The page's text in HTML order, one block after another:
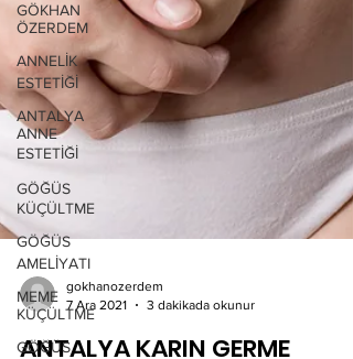
GÖKHAN
ÖZERDEM
ANNELİK
ESTETİĞİ
ANTALYA
ANNE
ESTETİĞİ
GÖĞÜS
KÜÇÜLTME
GÖĞÜS
AMELİYATI
MEME
KÜÇÜLTME
GÖĞÜS
gokhanozerdem
7 Ara 2021
3 dakikada okunur